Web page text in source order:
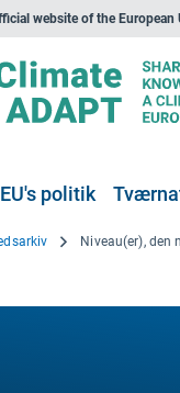
website of the
EU's politik